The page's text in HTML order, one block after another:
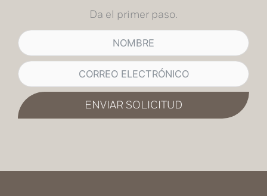
Da el primer paso.
ENVIAR SOLICITUD